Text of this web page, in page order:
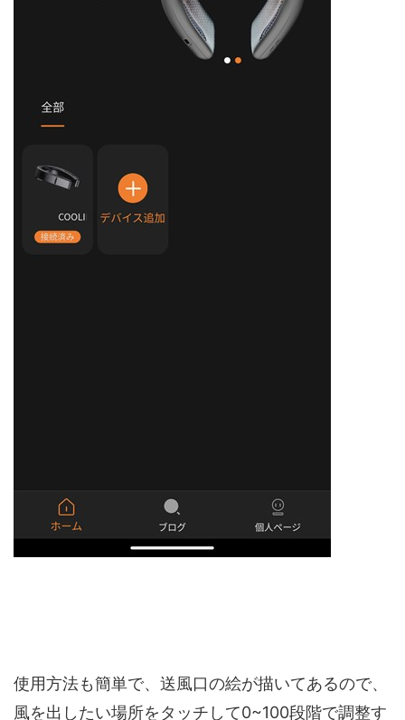
使用方法も簡単で、送風口の絵が描いてあるので、
風を出したい場所をタッチして0~100段階で調整す